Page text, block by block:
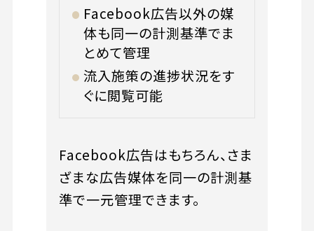
Facebook広告以外の媒
体も同一の計測基準でま
とめて管理
流入施策の進捗状況をす
ぐに閲覧可能
Facebook広告はもちろん、さま
ざまな広告媒体を同一の計測基
準で一元管理できます。